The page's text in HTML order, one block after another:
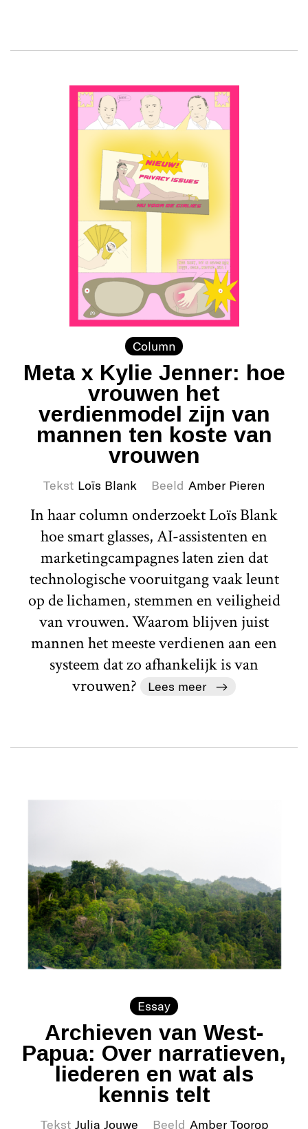
Column
Meta x Kylie Jenner: hoe
vrouwen het
verdienmodel zijn van
mannen ten koste van
vrouwen
Tekst Loïs Blank Beeld Amber Pieren
In haar column onderzoekt Loïs Blank
hoe smart glasses, AI-assistenten en
marketingcampagnes laten zien dat
technologische vooruitgang vaak leunt
op de lichamen, stemmen en veiligheid
van vrouwen. Waarom blijven juist
mannen het meeste verdienen aan een
systeem dat zo afhankelijk is van
vrouwen?
Lees meer
Essay
Archieven van West-
Papua: Over narratieven,
liederen en wat als
kennis telt
Tekst Julia Jouwe Beeld Amber Toorop